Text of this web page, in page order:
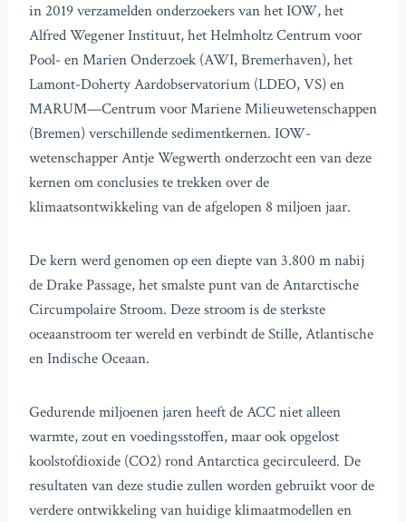
in 2019 verzamelden onderzoekers van het IOW, het
Alfred Wegener Instituut, het Helmholtz Centrum voor
Pool- en Marien Onderzoek (AWI, Bremerhaven), het
Lamont-Doherty Aardobservatorium (LDEO, VS) en
MARUM—Centrum voor Mariene Milieuwetenschappen
(Bremen) verschillende sedimentkernen. IOW-
wetenschapper Antje Wegwerth onderzocht een van deze
kernen om conclusies te trekken over de
klimaatsontwikkeling van de afgelopen 8 miljoen jaar.
De kern werd genomen op een diepte van 3.800 m nabij
de Drake Passage, het smalste punt van de Antarctische
Circumpolaire Stroom. Deze stroom is de sterkste
oceaanstroom ter wereld en verbindt de Stille, Atlantische
en Indische Oceaan.
Gedurende miljoenen jaren heeft de ACC niet alleen
warmte, zout en voedingsstoffen, maar ook opgelost
koolstofdioxide (CO2) rond Antarctica gecirculeerd. De
resultaten van deze studie zullen worden gebruikt voor de
verdere ontwikkeling van huidige klimaatmodellen en